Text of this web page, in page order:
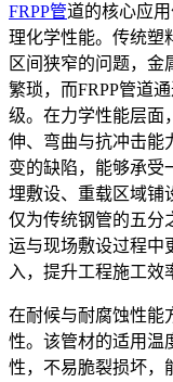
FRPP管道的核心应
理化学性能。传统塑
区间狭窄的问题，金
繁琐，而FRPP管道
级。在力学性能层面
伸、弯曲与抗冲击能
变的缺陷，能够承受
埋敷设、重载区域铺
仅为传统钢管的五分
运与现场敷设过程中
入，提升工程施工效
在耐候与耐腐蚀性能
性。该管材的适用温
性，不易脆裂损坏，